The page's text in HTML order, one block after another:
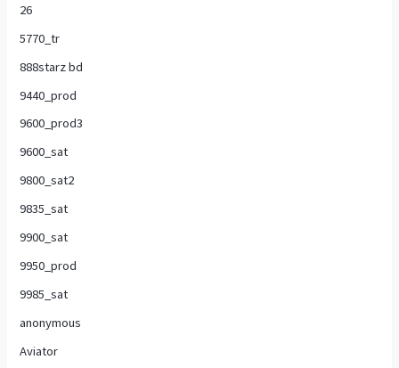
26
5770_tr
888starz bd
9440_prod
9600_prod3
9600_sat
9800_sat2
9835_sat
9900_sat
9950_prod
9985_sat
anonymous
Aviator